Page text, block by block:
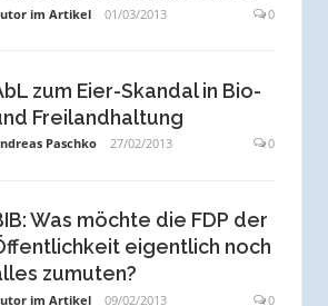
im Artikel 01/03/2013 0
zum Eier-Skandal in Bio-
Freilandhaltung
Paschko 27/02/2013 0
Was möchte die FDP der
eigentlich noch
zumuten?
im Artikel 09/02/2013 0